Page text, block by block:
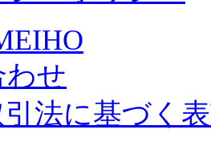
わせ
法に基づく